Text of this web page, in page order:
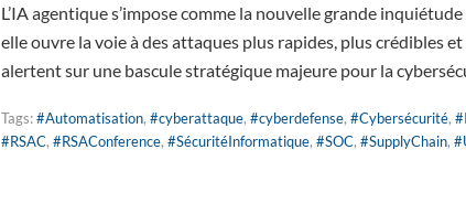
L’IA agentique s’impose comme la nouvelle grande
elle ouvre la voie à des attaques plus rapides, plus crédibles
alertent sur une bascule stratégique majeure pour la
Tags:#Automatisation, #cyberattaque, #cyberdefense, #Cybersécurité,
#RSAC, #RSAConference, #SécuritéInformatique, #SOC, #SupplyChain,